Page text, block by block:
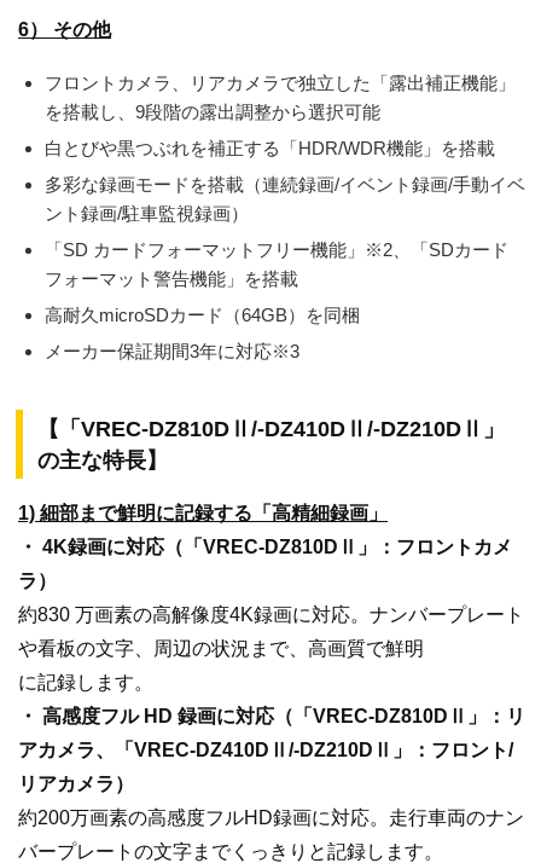
6） その他
フロントカメラ、リアカメラで独立した「露出補正機能」
を搭載し、9段階の露出調整から選択可能
白とびや黒つぶれを補正する「HDR/WDR機能」を搭載
多彩な録画モードを搭載（連続録画/イベント録画/手動イベ
ント録画/駐車監視録画）
「SD カードフォーマットフリー機能」※2、「SDカード
フォーマット警告機能」を搭載
高耐久microSDカード（64GB）を同梱
メーカー保証期間3年に対応※3
【「VREC-DZ810DⅡ/-DZ410DⅡ/-DZ210DⅡ」
の主な特長】
1) 細部まで鮮明に記録する「高精細録画」
・ 4K録画に対応（「VREC-DZ810DⅡ」：フロントカメ
ラ）
約830 万画素の高解像度4K録画に対応。ナンバープレート
や看板の文字、周辺の状況まで、高画質で鮮明
に記録します。
・ 高感度フル HD 録画に対応（「VREC-DZ810DⅡ」：リ
アカメラ、「VREC-DZ410DⅡ/-DZ210DⅡ」：フロント/
リアカメラ）
約200万画素の高感度フルHD録画に対応。走行車両のナン
バープレートの文字までくっきりと記録します。